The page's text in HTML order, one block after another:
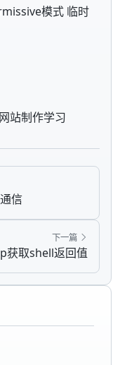
模式 临时
站制作学习
信
下一篇
获取shell返回值